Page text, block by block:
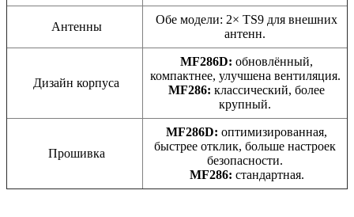
Антенны
Обе модели: 2× TS9 для внешних
антенн.
Дизайн корпуса
MF286D: обновлённый,
компактнее, улучшена вентиляция.
MF286: классический, более
крупный.
Прошивка
MF286D: оптимизированная,
быстрее отклик, больше настроек
безопасности.
MF286: стандартная.